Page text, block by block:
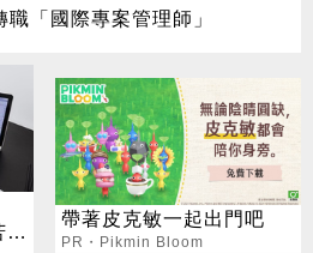
「國際專案管理師」
帶著皮克敏一起出門吧
PR・Pikmin Bloom